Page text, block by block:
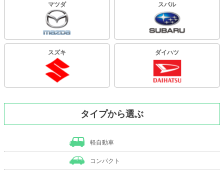
マツダ スバル
スズキ ダイハツ
タイプから選ぶ
軽自動車
コンパクト